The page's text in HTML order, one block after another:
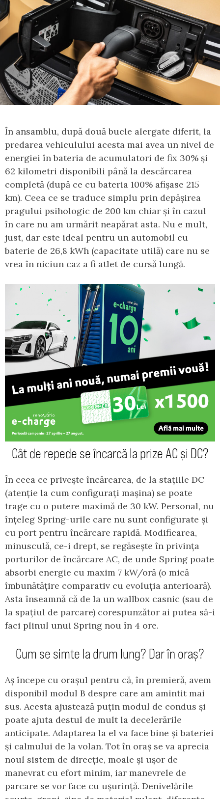
În ansamblu, după două bucle alergate diferit, la
predarea vehiculului acesta mai avea un nivel de
energiei în bateria de acumulatori de fix 30% și
62 kilometri disponibili până la descărcarea
completă (după ce cu bateria 100% afișase 215
km). Ceea ce se traduce simplu prin depășirea
pragului psihologic de 200 km chiar și în cazul
în care nu am urmărit neapărat asta. Nu e mult,
just, dar este ideal pentru un automobil cu
baterie de 26,8 kWh (capacitate utilă) care nu se
vrea în niciun caz a fi atlet de cursă lungă.
Cât de repede se încarcă la prize AC și DC?
În ceea ce privește încărcarea, de la stațiile DC
(atenție la cum configurați mașina) se poate
trage cu o putere maximă de 30 kW. Personal, nu
înțeleg Spring-urile care nu sunt configurate și
cu port pentru încărcare rapidă. Modificarea,
minusculă, ce-i drept, se regăsește în privința
porturilor de încărcare AC, de unde Spring poate
absorbi energie cu maxim 7 kW/oră (o mică
îmbunătățire comparativ cu evoluția anterioară).
Asta înseamnă că de la un wallbox casnic (sau de
la spațiul de parcare) corespunzător ai putea să-i
faci plinul unui Spring nou în 4 ore.
Cum se simte la drum lung? Dar în oraș?
Aș începe cu orașul pentru că, în premieră, avem
disponibil modul B despre care am amintit mai
sus. Acesta ajustează puțin modul de condus și
poate ajuta destul de mult la decelerările
anticipate. Adaptarea la el va face bine și bateriei
și calmului de la volan. Tot în oraș se va aprecia
noul sistem de direcție, moale și ușor de
manevrat cu efort minim, iar manevrele de
parcare se vor face cu ușurință. Denivelările